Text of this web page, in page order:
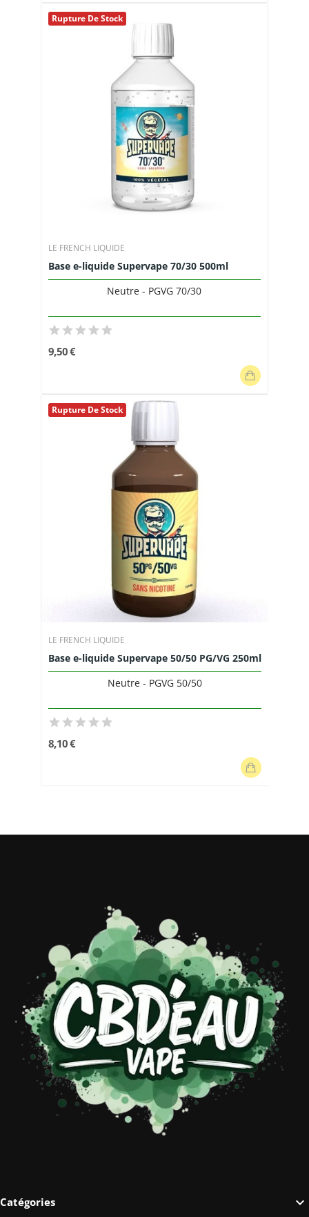
Rupture De Stock
LE FRENCH LIQUIDE
Base e-liquide Supervape 70/30 500ml
Neutre - PGVG 70/30
9,50 €
Rupture De Stock
LE FRENCH LIQUIDE
Base e-liquide Supervape 50/50 PG/VG 250ml
Neutre - PGVG 50/50
8,10 €
Catégories 